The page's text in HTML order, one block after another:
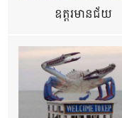
ឧត្ដរមានជ័យ